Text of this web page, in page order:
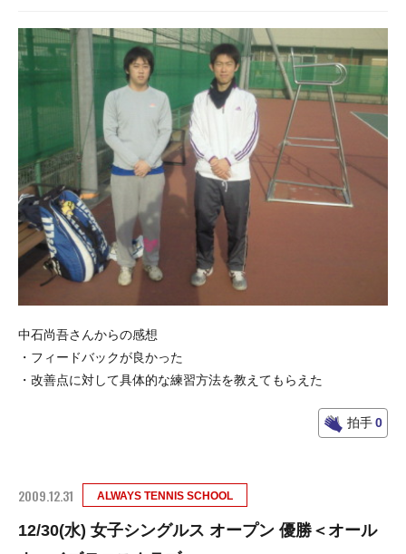
中石尚吾さんからの感想
・フィードバックが良かった
・改善点に対して具体的な練習方法を教えてもらえた
拍手0
2009.12.31 ALWAYS TENNIS SCHOOL
12/30(水) 女子シングルス オープン 優勝＜オール